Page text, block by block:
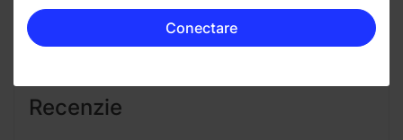
Recenzie
Conectare